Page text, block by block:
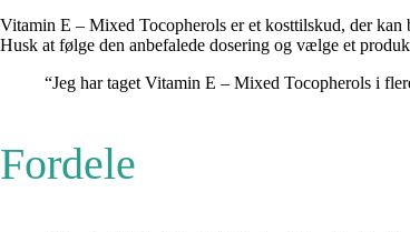
Vitamin E – Mixed Tocopherols er et kosttilskud, der kan
Husk at følge den anbefalede dosering og vælge et
“Jeg har taget Vitamin E – Mixed Tocopherols i
Fordele